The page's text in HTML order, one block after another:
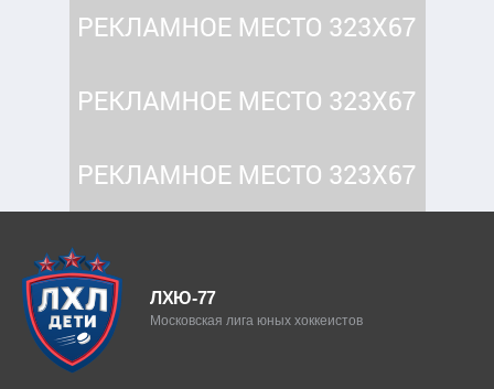
ЛХЮ-77
Московская лига юных хоккеистов